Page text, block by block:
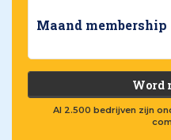
Maand membership
Word
Al 2.500 bedrijven zijn